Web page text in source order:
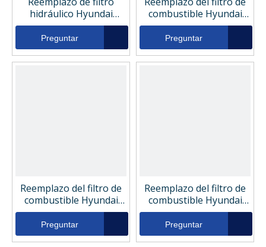
hidráulico Hyundai
31LM40090
Preguntar
combustible Hyundai
3194552161
Preguntar
Reemplazo del filtro de
combustible Hyundai
3194545900
Preguntar
Reemplazo del filtro de
combustible Hyundai
11qa71040
Preguntar